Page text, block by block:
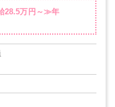
28.5万円～≫年